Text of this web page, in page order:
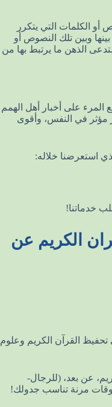
الكلمات التي يتكرر
بينها وبين تلك النصوص أو
الذهن ما يرتبط بها من
المرء على أخبار أهل الهمم
مؤثر في النفس، وأقوى
استعرضنا خلاله:
خدماتنا!
الكريم عن
القرآن الكريم وعلوم
عن بعد، (للرجال-
مرنة تناسب جدولك!